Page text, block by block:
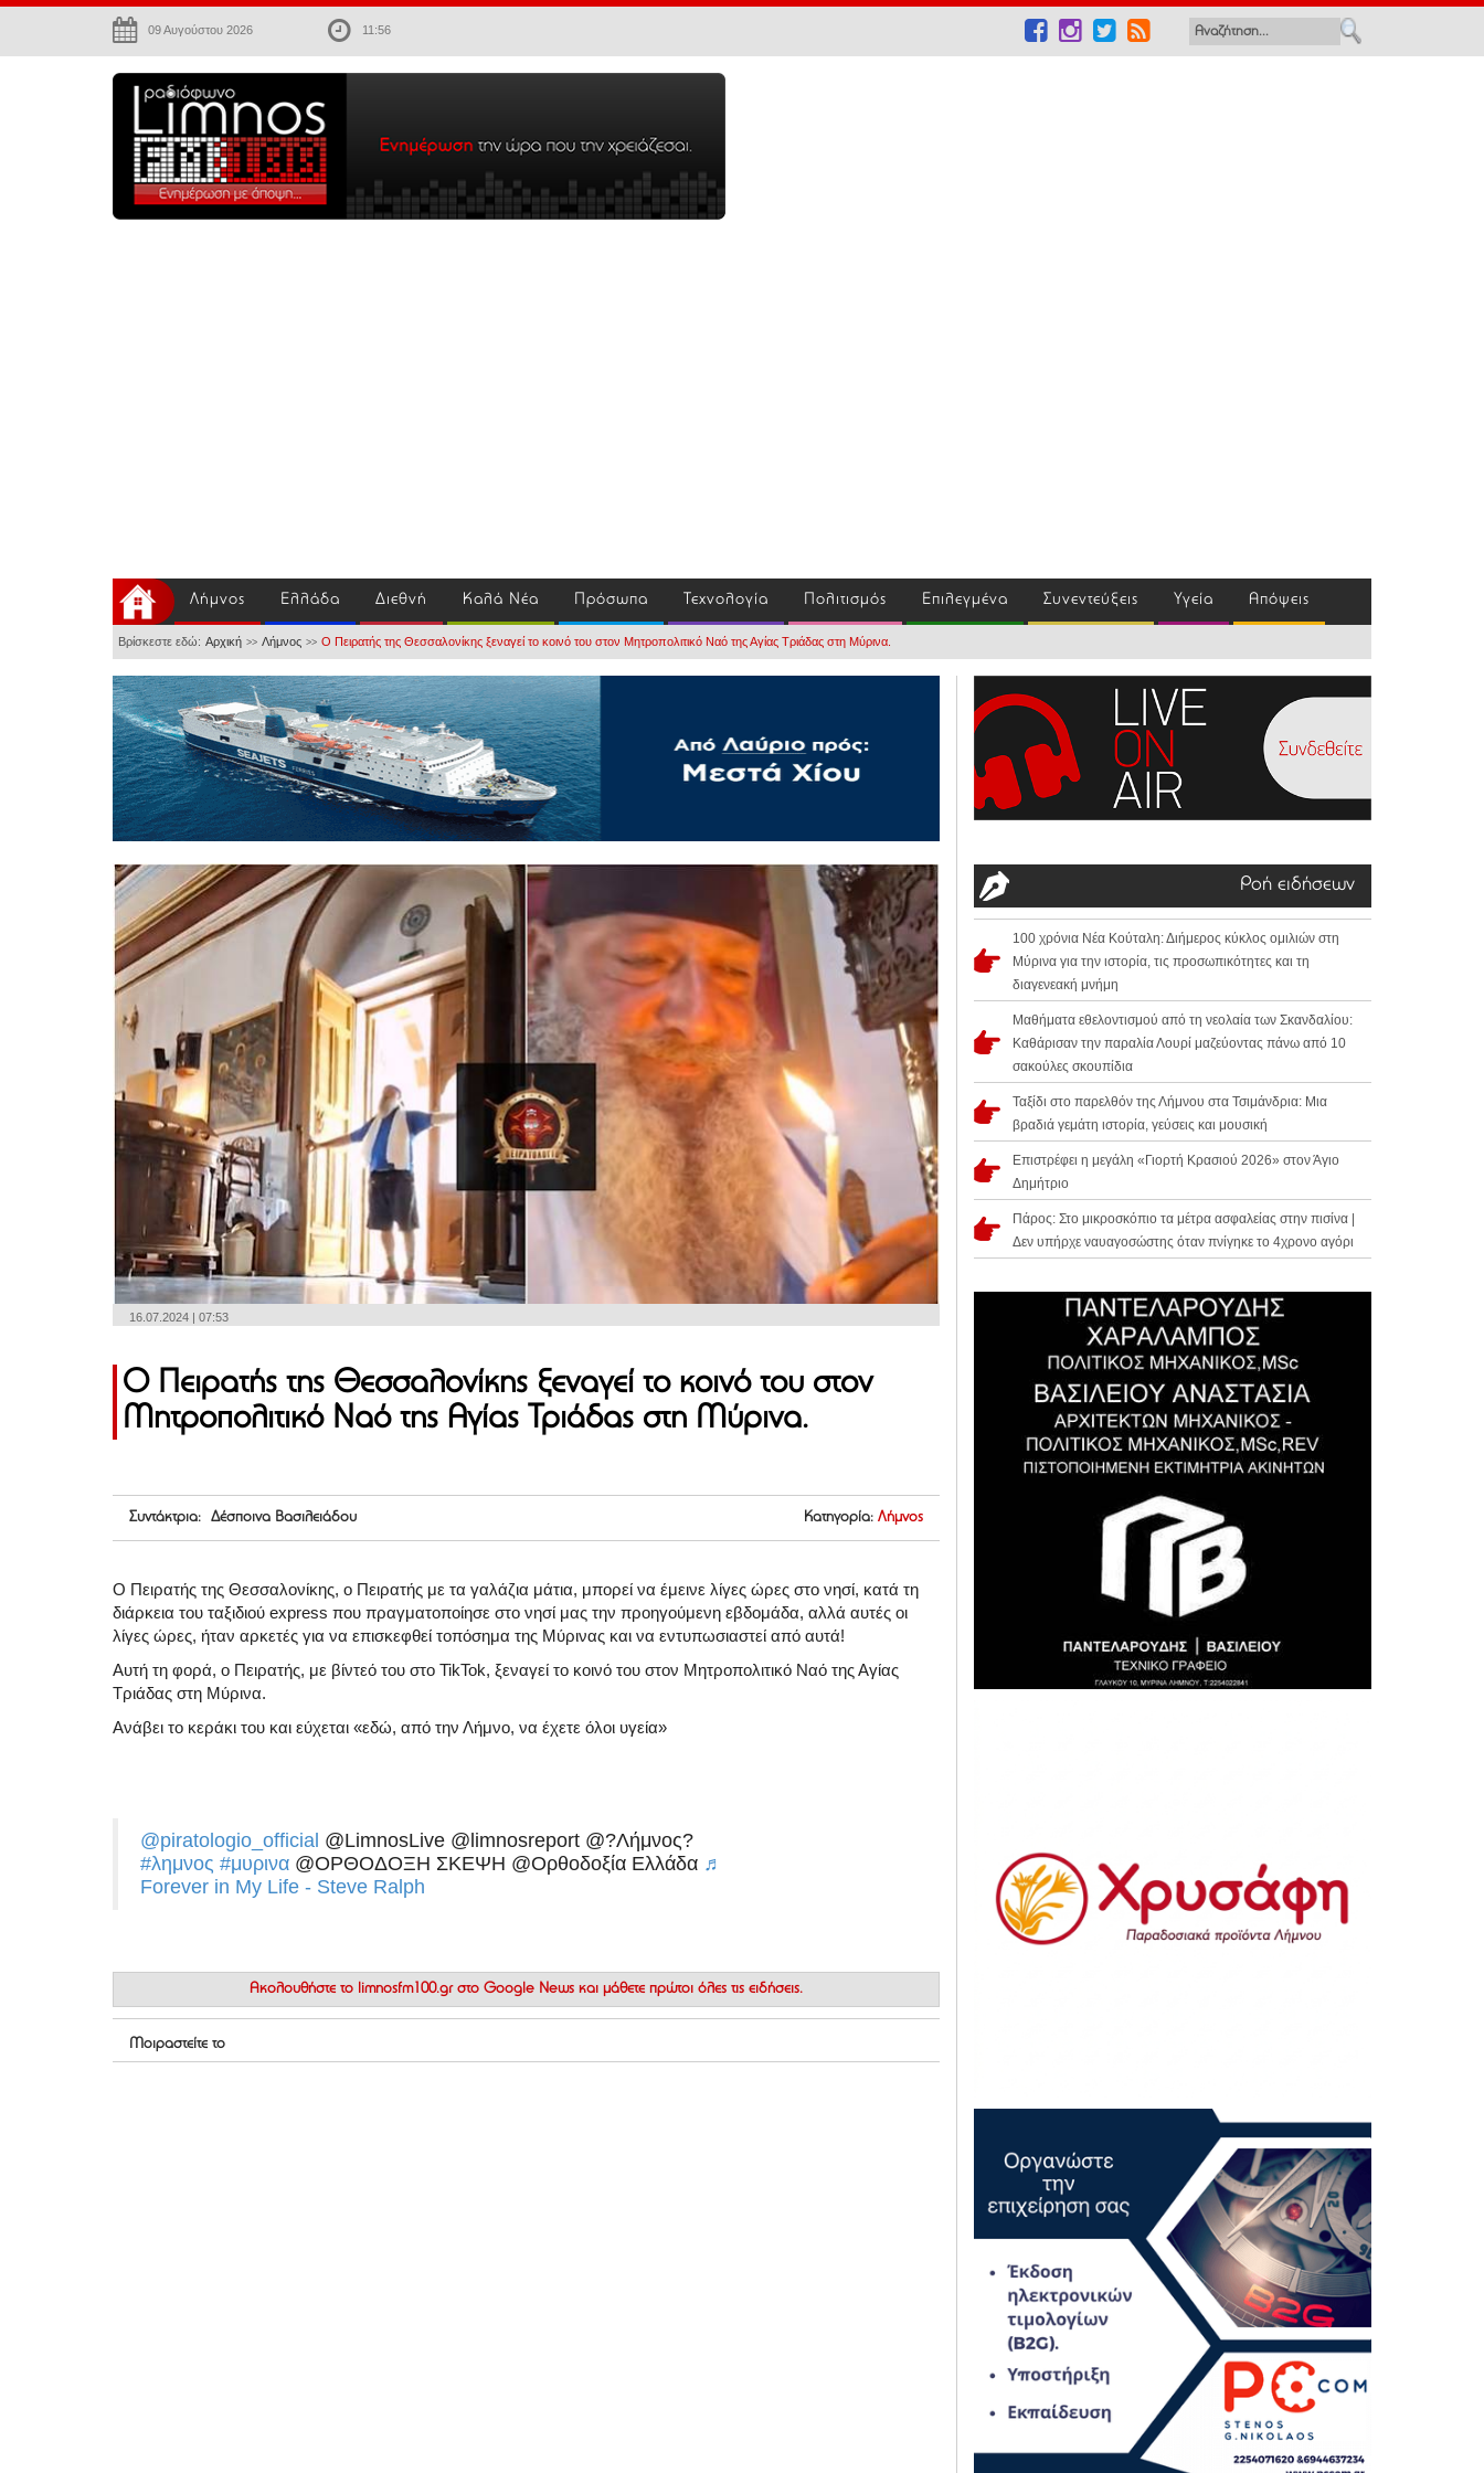
09 Αυγούστου 2026 11:56
Λήμνος Ελλάδα Διεθνή Καλά Νέα Πρόσωπα Τεχνολογία Πολιτισμός Επιλεγμένα Συνεντεύξεις Υγεία Απόψεις
Βρίσκεστε εδώ: Αρχική >> Λήμνος >> Ο Πειρατής της Θεσσαλονίκης ξεναγεί το κοινό του στον Μητροπολιτικό Ναό της Αγίας Τριάδας στη Μύρινα.
16.07.2024 | 07:53
Ο Πειρατής της Θεσσαλονίκης ξεναγεί το κοινό του στον
Μητροπολιτικό Ναό της Αγίας Τριάδας στη Μύρινα.
Συντάκτρια: Δέσποινα Βασιλειάδου Κατηγορία: Λήμνος
Ο Πειρατής της Θεσσαλονίκης, ο Πειρατής με τα γαλάζια μάτια, μπορεί να έμεινε λίγες ώρες στο νησί, κατά τη
διάρκεια του ταξιδιού express που πραγματοποίησε στο νησί μας την προηγούμενη εβδομάδα, αλλά αυτές οι
λίγες ώρες, ήταν αρκετές για να επισκεφθεί τοπόσημα της Μύρινας και να εντυπωσιαστεί από αυτά!
Αυτή τη φορά, ο Πειρατής, με βίντεό του στο TikTok, ξεναγεί το κοινό του στον Μητροπολιτικό Ναό της Αγίας
Τριάδας στη Μύρινα.
Ανάβει το κεράκι του και εύχεται «εδώ, από την Λήμνο, να έχετε όλοι υγεία»
@piratologio_official @LimnosLive @limnosreport @?Λήμνος?
#λημνος #μυρινα @ΟΡΘΟΔΟΞΗ ΣΚΕΨΗ @Ορθοδοξία Ελλάδα ♬
Forever in My Life - Steve Ralph
Ακολουθήστε το limnosfm100.gr στο Google News και μάθετε πρώτοι όλες τις ειδήσεις.
Μοιραστείτε το
Ροή ειδήσεων
100 χρόνια Νέα Κούταλη: Διήμερος κύκλος ομιλιών στη
Μύρινα για την ιστορία, τις προσωπικότητες και τη
διαγενεακή μνήμη
Μαθήματα εθελοντισμού από τη νεολαία των Σκανδαλίου:
Καθάρισαν την παραλία Λουρί μαζεύοντας πάνω από 10
σακούλες σκουπίδια
Ταξίδι στο παρελθόν της Λήμνου στα Τσιμάνδρια: Μια
βραδιά γεμάτη ιστορία, γεύσεις και μουσική
Επιστρέφει η μεγάλη «Γιορτή Κρασιού 2026» στον Άγιο
Δημήτριο
Πάρος: Στο μικροσκόπιο τα μέτρα ασφαλείας στην πισίνα |
Δεν υπήρχε ναυαγοσώστης όταν πνίγηκε το 4χρονο αγόρι